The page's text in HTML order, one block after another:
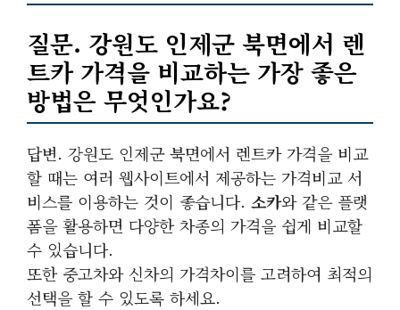
질문. 강원도 인제군 북면에서 렌
트카 가격을 비교하는 가장 좋은
방법은 무엇인가요?
답변. 강원도 인제군 북면에서 렌트카 가격을 비교
할 때는 여러 웹사이트에서 제공하는 가격비교 서
비스를 이용하는 것이 좋습니다. 소카와 같은 플랫
폼을 활용하면 다양한 차종의 가격을 쉽게 비교할
수 있습니다.
또한 중고차와 신차의 가격차이를 고려하여 최적의
선택을 할 수 있도록 하세요.